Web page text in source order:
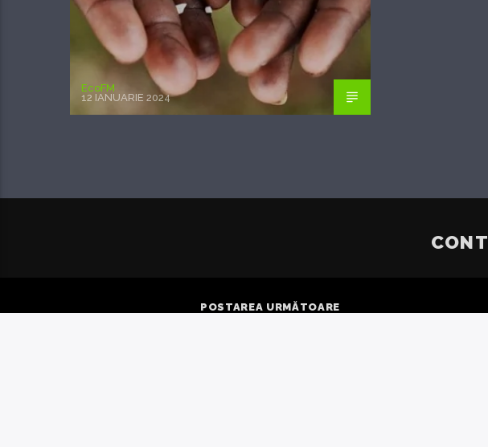
EcoFM
12 IANUARIE 2024
POSTAREA URMĂTOARE